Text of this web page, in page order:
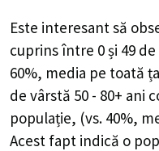
Este interesant să
cuprins între 0 și 49
60%, media pe toată
de vârstă 50 - 80+ ani
populație, (vs. 40%,
Acest fapt indică o